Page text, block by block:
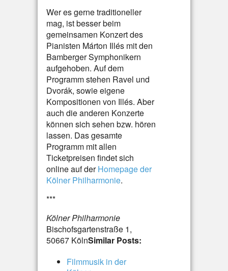
Wer es gerne traditioneller
mag, ist besser beim
gemeinsamen Konzert des
Pianisten Márton Illés mit den
Bamberger Symphonikern
aufgehoben. Auf dem
Programm stehen Ravel und
Dvorák, sowie eigene
Kompositionen von Illés. Aber
auch die anderen Konzerte
können sich sehen bzw. hören
lassen. Das gesamte
Programm mit allen
Ticketpreisen findet sich
online auf derHomepage der
Kölner Philharmonie.
***
Kölner Philharmonie
Bischofsgartenstraße 1,
50667 KölnSimilar Posts:
Filmmusik in der